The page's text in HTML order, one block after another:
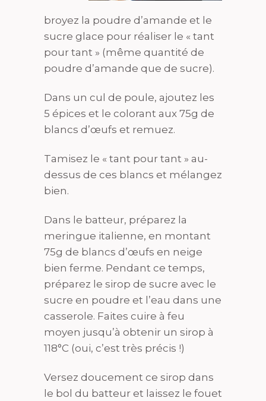
broyez la poudre d’amande et le
sucre glace pour réaliser le « tant
pour tant » (même quantité de
poudre d’amande que de sucre).
Dans un cul de poule, ajoutez les
5 épices et le colorant aux 75g de
blancs d’œufs et remuez.
Tamisez le « tant pour tant » au-
dessus de ces blancs et mélangez
bien.
Dans le batteur, préparez la
meringue italienne, en montant
75g de blancs d’œufs en neige
bien ferme. Pendant ce temps,
préparez le sirop de sucre avec le
sucre en poudre et l’eau dans une
casserole. Faites cuire à feu
moyen jusqu’à obtenir un sirop à
118°C (oui, c’est très précis !)
Versez doucement ce sirop dans
le bol du batteur et laissez le fouet